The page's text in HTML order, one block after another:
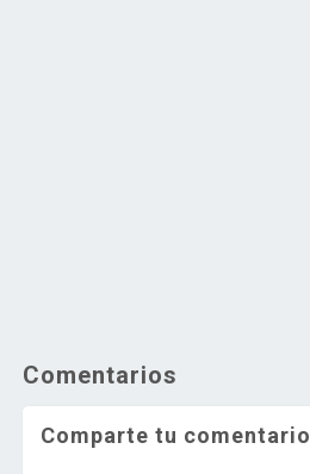
Comentarios
Comparte tu comentario